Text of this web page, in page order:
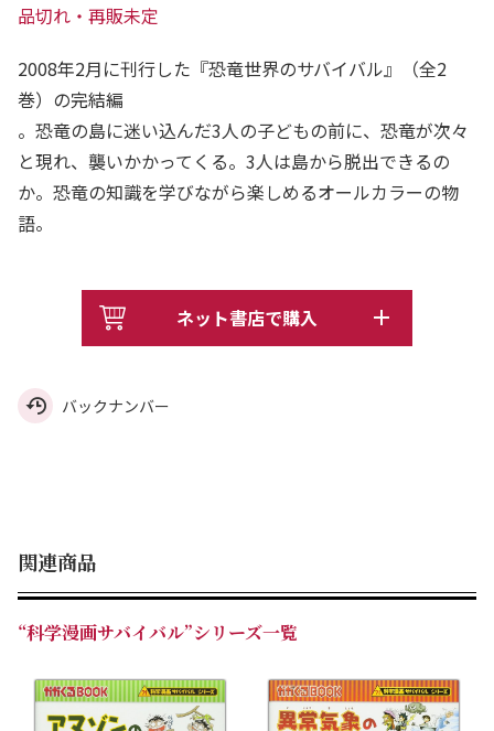
品切れ・再販未定
2008年2月に刊行した『恐竜世界のサバイバル』（全2
巻）の完結編
。恐竜の島に迷い込んだ3人の子どもの前に、恐竜が次々
と現れ、襲いかかってくる。3人は島から脱出できるの
か。恐竜の知識を学びながら楽しめるオールカラーの物
語。
ネット書店で購入
バックナンバー
関連商品
“科学漫画サバイバル”シリーズ一覧